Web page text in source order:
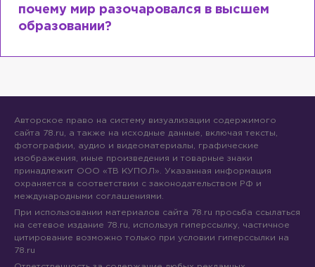
почему мир разочаровался в высшем
образовании?
Авторское право на систему визуализации содержимого
сайта 78.ru, а также на исходные данные, включая тексты,
фотографии, аудио и видеоматериалы, графические
изображения, иные произведения и товарные знаки
принадлежит ООО «ТВ КУПОЛ». Указанная информация
охраняется в соответствии с законодательством РФ и
международными соглашениями.
При использовании материалов сайта 78.ru просьба ссылаться
на сетевое издание 78.ru, используя гиперссылку, частичное
цитирование возможно только при условии гиперссылки на
78.ru